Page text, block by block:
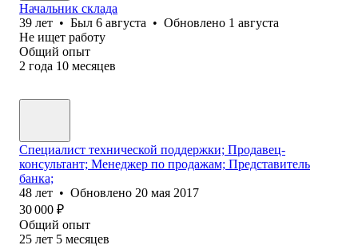
Начальник склада
39 лет • Был 6 августа • Обновлено 1 августа
Не ищет работу
Общий опыт
2 года 10 месяцев
Специалист технической поддержки; Продавец-
консультант; Менеджер по продажам; Представитель
банка;
48 лет • Обновлено 20 мая 2017
30 000 ₽
Общий опыт
25 лет 5 месяцев